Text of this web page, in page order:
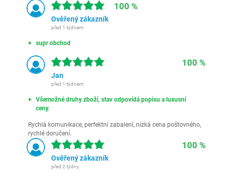
100 %
Ověřený zákazník
před 1 týdnem
supr obchod
100 %
Jan
před 1 týdnem
Všemožné druhy zboží, stav odpovídá popisu a luxusní
ceny.
Rychlá komunikace, perfektní zabalení, nízká cena poštovného,
rychlé doručení.
100 %
Ověřený zákazník
před 2 týdny